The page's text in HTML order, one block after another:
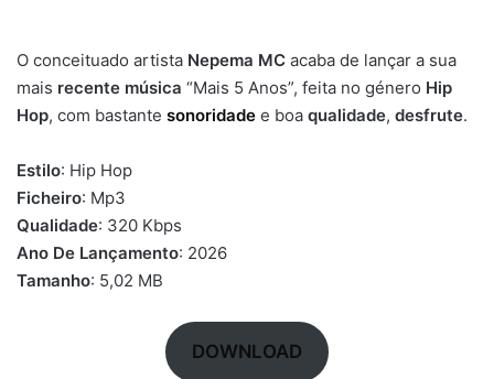
O conceituado artista Nepema MC acaba de lançar a sua
mais recente música “Mais 5 Anos”, feita no género Hip
Hop, com bastante sonoridade e boa qualidade, desfrute.
Estilo: Hip Hop
Ficheiro: Mp3
Qualidade: 320 Kbps
Ano De Lançamento: 2026
Tamanho: 5,02 MB
DOWNLOAD